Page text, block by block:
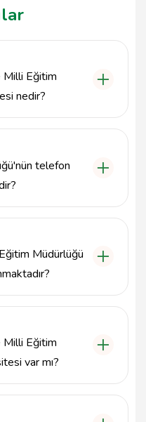
Milli Eğitim
nedir?
telefon
Müdürlüğü
sunmaktadır.
Milli Eğitim
var mı?